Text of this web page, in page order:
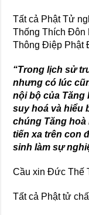
Tất cả Phật Tử
Thống Thích Đôn
Thông Điệp Phật
“Trong lịch sử
nhưng có lúc
nội bộ của Tăng
suy hoá và hiểu
chúng Tăng
tiến xa trên con
sinh làm sự
Cầu xin Đức Thế
Tất cả Phật tử